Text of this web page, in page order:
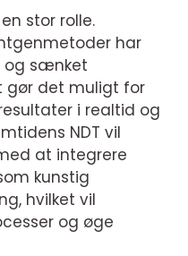
stor rolle.
har
og sænket
gør det muligt for
i realtid og
NDT vil
at integrere
kunstig
hvilket vil
og øge